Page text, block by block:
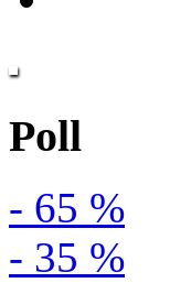
Poll
- 65 %
- 35 %